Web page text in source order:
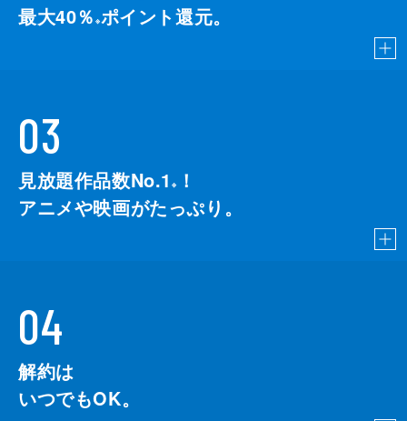
最大40％ ※ポイント還元。
03
見放題作品数No.1 ※
！
アニメや映画がたっぷり。
04
解約は
いつでもOK。